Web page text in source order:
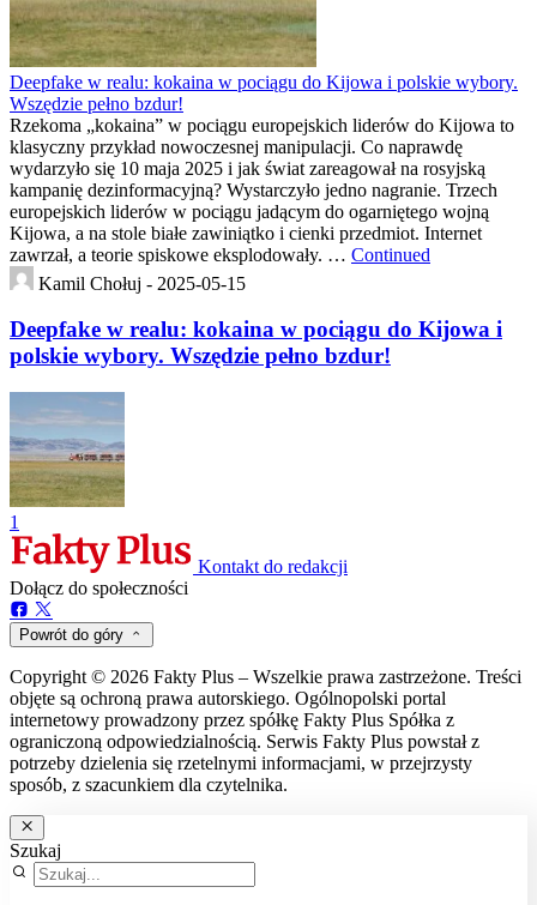
Deepfake w realu: kokaina w pociągu do Kijowa i polskie wybory.
Wszędzie pełno bzdur!
Rzekoma „kokaina” w pociągu europejskich liderów do Kijowa to
klasyczny przykład nowoczesnej manipulacji. Co naprawdę
wydarzyło się 10 maja 2025 i jak świat zareagował na rosyjską
kampanię dezinformacyjną? Wystarczyło jedno nagranie. Trzech
europejskich liderów w pociągu jadącym do ogarniętego wojną
Kijowa, a na stole białe zawiniątko i cienki przedmiot. Internet
zawrzał, a teorie spiskowe eksplodowały. … Continued
Kamil Chołuj - 2025-05-15
Deepfake w realu: kokaina w pociągu do Kijowa i
polskie wybory. Wszędzie pełno bzdur!
1
Kontakt do redakcji
Dołącz do społeczności
Powrót do góry
Copyright © 2026 Fakty Plus – Wszelkie prawa zastrzeżone. Treści
objęte są ochroną prawa autorskiego. Ogólnopolski portal
internetowy prowadzony przez spółkę Fakty Plus Spółka z
ograniczoną odpowiedzialnością. Serwis Fakty Plus powstał z
potrzeby dzielenia się rzetelnymi informacjami, w przejrzysty
sposób, z szacunkiem dla czytelnika.
Szukaj